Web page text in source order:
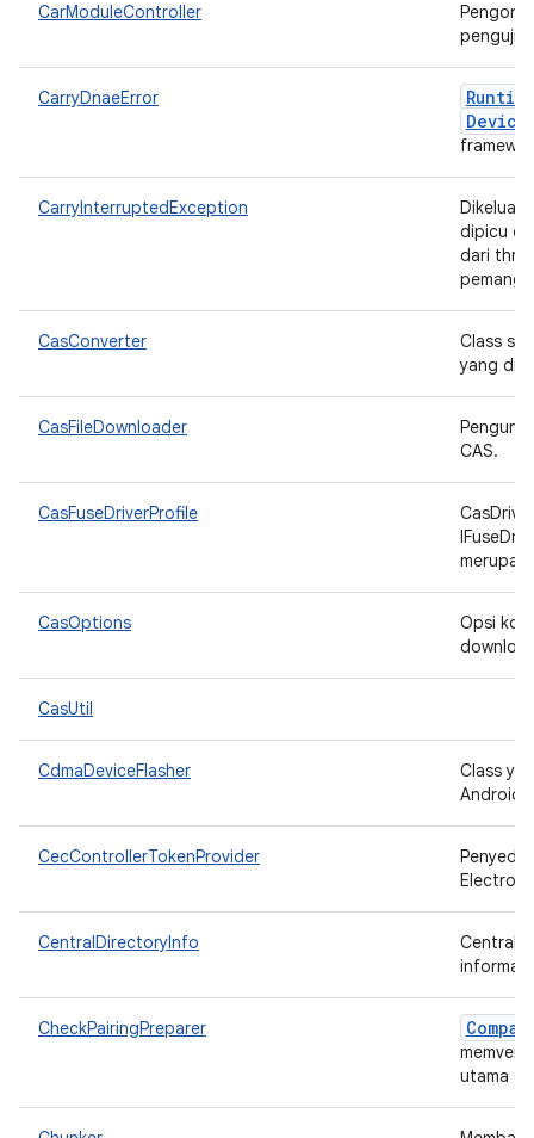
CarModuleController
CarryDnaeError
Device
CarryInterruptedException
dipicu
dari
CasConverter
Class
yang di-
CasFileDownloader
CAS.
CasFuseDriverProfile
CasOptions
Opsi
CasUtil
CdmaDeviceFlasher
Class
Android
CecControllerTokenProvider
CentralDirectoryInfo
CheckPairingPreparer
utama